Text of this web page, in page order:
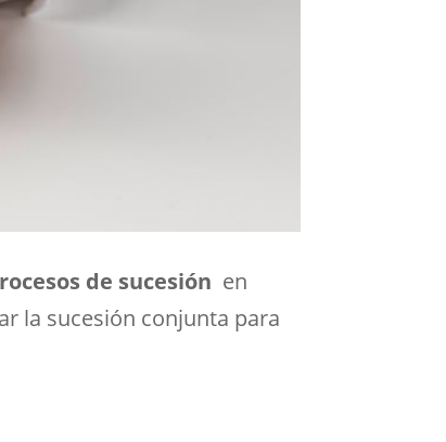
de sucesión en
la sucesión conjunta para